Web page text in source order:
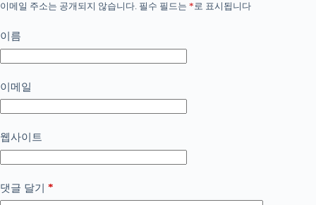
이메일 주소는 공개되지 않습니다. 필수 필드는 *로 표시됩니다
이름
이메일
웹사이트
댓글 달기 *